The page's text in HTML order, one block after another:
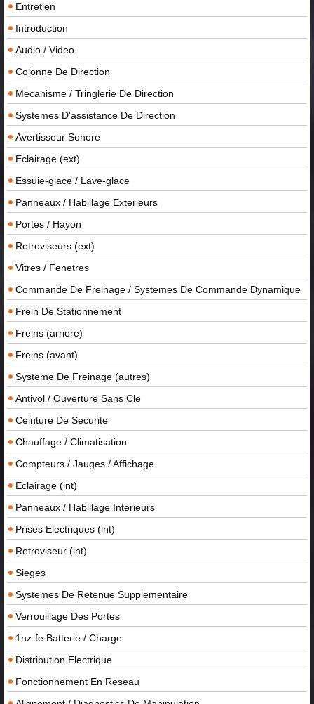
Entretien
Introduction
Audio / Video
Colonne De Direction
Mecanisme / Tringlerie De Direction
Systemes D'assistance De Direction
Avertisseur Sonore
Eclairage (ext)
Essuie-glace / Lave-glace
Panneaux / Habillage Exterieurs
Portes / Hayon
Retroviseurs (ext)
Vitres / Fenetres
Commande De Freinage / Systemes De Commande Dynamique
Frein De Stationnement
Freins (arriere)
Freins (avant)
Systeme De Freinage (autres)
Antivol / Ouverture Sans Cle
Ceinture De Securite
Chauffage / Climatisation
Compteurs / Jauges / Affichage
Eclairage (int)
Panneaux / Habillage Interieurs
Prises Electriques (int)
Retroviseur (int)
Sieges
Systemes De Retenue Supplementaire
Verrouillage Des Portes
1nz-fe Batterie / Charge
Distribution Electrique
Fonctionnement En Reseau